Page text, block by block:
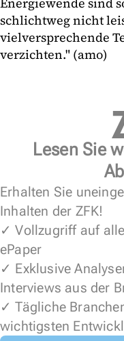
schlichtweg nicht
vielversprechende
verzichten." (amo)
Lesen Sie
Erhalten Sie
Inhalten der ZFK!
✓ Vollzugriff auf
ePaper
✓ Exklusive
Interviews aus der
✓ Tägliche
wichtigsten